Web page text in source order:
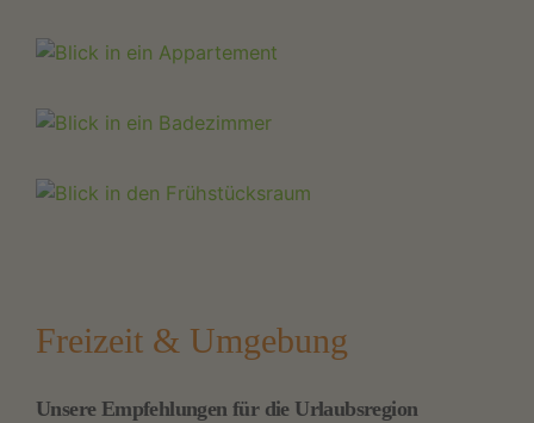
Freizeit & Umgebung
Unsere Empfehlungen für die Urlaubsregion